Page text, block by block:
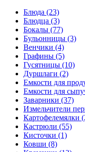
Блюда (23)
Блюдца (3)
Бокалы (77)
Бульонницы (3)
Венчики (4)
Графины (5)
Гусятницы (10)
Дуршлаги (2)
Емкости для
Емкости для
Заварники (37)
Измельчители
Картофелемялки
Кастрюли (55)
Кисточки (1)
Ковши (8)